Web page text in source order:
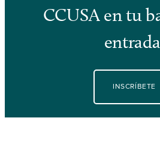
CCUSA en tu
INSCRÍBETE